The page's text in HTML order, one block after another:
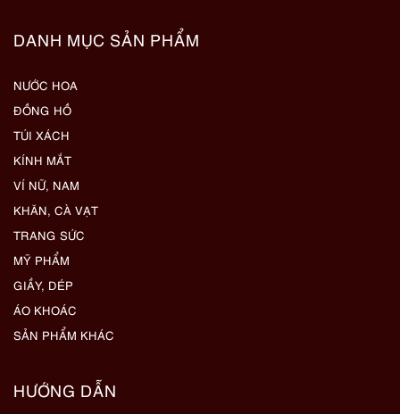
DANH MỤC SẢN PHẨM
NƯỚC HOA
ĐỒNG HỒ
TÚI XÁCH
KÍNH MẮT
VÍ NỮ, NAM
KHĂN, CÀ VẠT
TRANG SỨC
MỸ PHẨM
GIẦY, DÉP
ÁO KHOÁC
SẢN PHẨM KHÁC
HƯỚNG DẪN